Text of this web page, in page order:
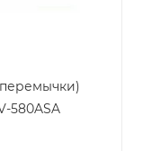
580ASA